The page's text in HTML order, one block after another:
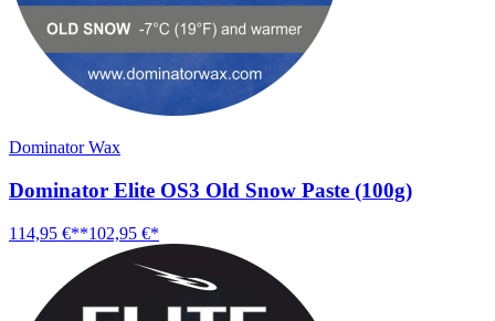
Dominator Wax
Dominator Elite OS3 Old Snow Paste (100g)
114,95 €**102,95 €*